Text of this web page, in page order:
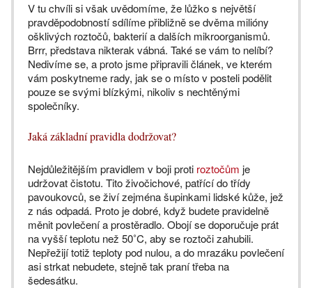
V tu chvíli si však uvědomíme, že lůžko s největší
pravděpodobností sdílíme přibližně se dvěma milióny
ošklivých roztočů, bakterií a dalších mikroorganismů.
Brrr, představa nikterak vábná. Také se vám to nelíbí?
Nedivíme se, a proto jsme připravili článek, ve kterém
vám poskytneme rady, jak se o místo v posteli podělit
pouze se svými blízkými, nikoliv s nechtěnými
společníky.
Jaká základní pravidla dodržovat?
Nejdůležitějším pravidlem v boji proti roztočům je
udržovat čistotu. Tito živočichové, patřící do třídy
pavoukovců, se živí zejména šupinkami lidské kůže, jež
z nás odpadá. Proto je dobré, když budete pravidelně
měnit povlečení a prostěradlo. Obojí se doporučuje prát
na vyšší teplotu než 50˚C, aby se roztoči zahubili.
Nepřežijí totiž teploty pod nulou, a do mrazáku povlečení
asi strkat nebudete, stejně tak praní třeba na
šedesátku.